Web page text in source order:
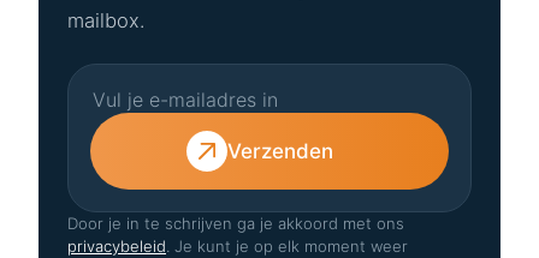
mailbox.
Verzenden
Door je in te schrijven ga je akkoord met ons
privacybeleid . Je kunt je op elk moment weer